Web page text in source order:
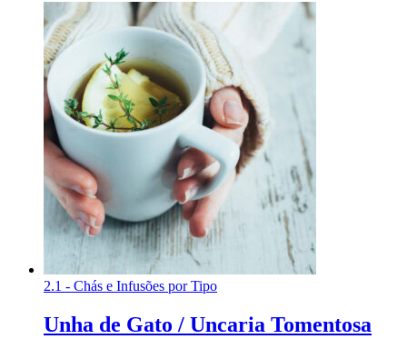
2.1 - Chás e Infusões por Tipo
Unha de Gato / Uncaria Tomentosa